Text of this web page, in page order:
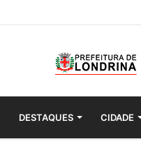
DESTAQUES CIDADE